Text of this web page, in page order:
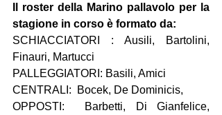
Il roster della Marino pallavolo per la
stagione in corso è formato da:
SCHIACCIATORI : Ausili, Bartolini,
Finauri, Martucci
PALLEGGIATORI: Basili, Amici
CENTRALI:  Bocek, De Dominicis,
OPPOSTI:  Barbetti, Di Gianfelice,